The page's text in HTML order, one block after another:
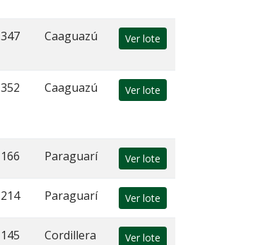
347 Caaguazú Ver lote
352 Caaguazú Ver lote
166 Paraguarí Ver lote
214 Paraguarí Ver lote
145 Cordillera Ver lote